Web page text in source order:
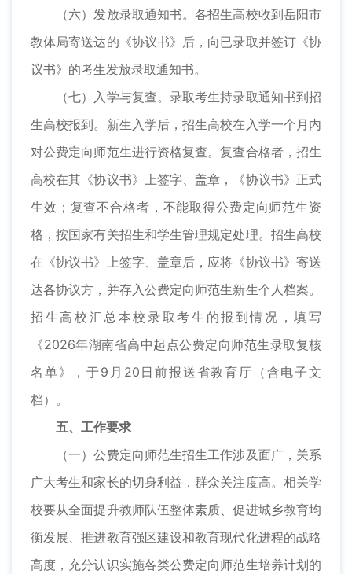
（六）发放录取通知书。各招生高校收到岳阳市
教体局寄送达的《协议书》后，向已录取并签订《协
议书》的考生发放录取通知书。
（七）入学与复查。录取考生持录取通知书到招
生高校报到。新生入学后，招生高校在入学一个月内
对公费定向师范生进行资格复查。复查合格者，招生
高校在其《协议书》上签字、盖章，《协议书》正式
生效；复查不合格者，不能取得公费定向师范生资
格，按国家有关招生和学生管理规定处理。招生高校
在《协议书》上签字、盖章后，应将《协议书》寄送
达各协议方，并存入公费定向师范生新生个人档案。
招生高校汇总本校录取考生的报到情况，填写
《2026年湖南省高中起点公费定向师范生录取复核
名单》，于9月20日前报送省教育厅（含电子文
档）。
五、工作要求
（一）公费定向师范生招生工作涉及面广，关系
广大考生和家长的切身利益，群众关注度高。相关学
校要从全面提升教师队伍整体素质、促进城乡教育均
衡发展、推进教育强区建设和教育现代化进程的战略
高度，充分认识实施各类公费定向师范生培养计划的